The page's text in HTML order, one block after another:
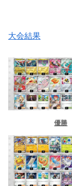
大会結果
優勝